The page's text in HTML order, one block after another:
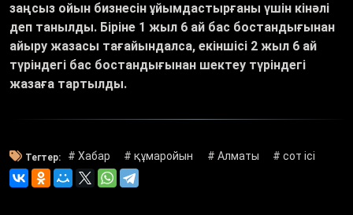
заңсыз ойын бизнесін ұйымдастырғаны үшін кінәлі
деп танылды. Біріне 1 жыл 6 ай бас бостандығынан
айыру жазасы тағайындалса, екіншісі 2 жыл 6 ай
түріндегі бас бостандығынан шектеу түріндегі
жазаға тартылды.
Тегтер: # Хабар # құмаройын # Алматы # сот ісі